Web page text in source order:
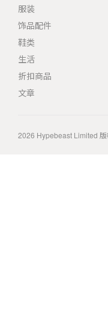
服装
饰品配件
鞋类
生活
折扣商品
文章
2026 Hypebeast Limited